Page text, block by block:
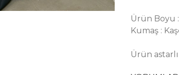
Ürün Boyu :
Kumaş :
Ürün